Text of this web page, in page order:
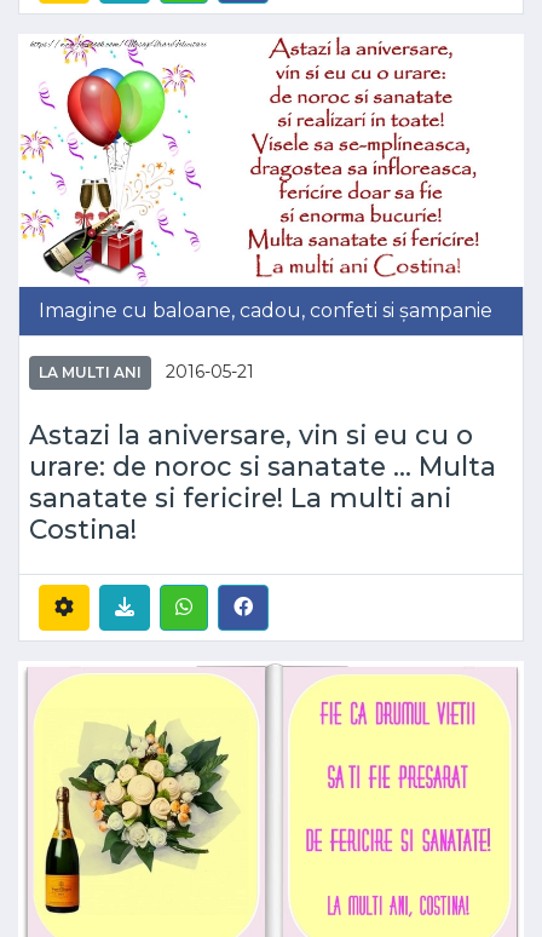
Imagine cu baloane, cadou, confeti si șampanie
LA MULTI ANI 2016-05-21
Astazi la aniversare, vin si eu cu o
urare: de noroc si sanatate ... Multa
sanatate si fericire! La multi ani
Costina!